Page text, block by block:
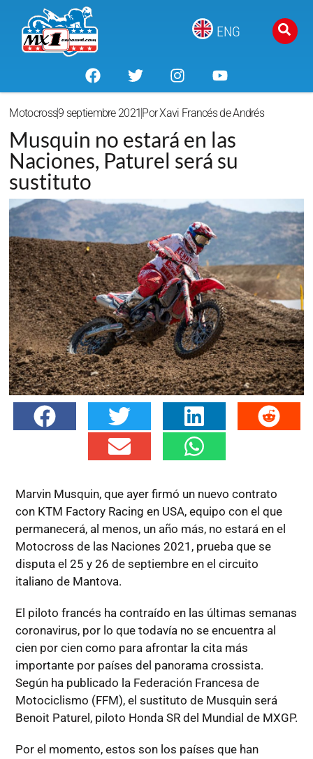
ENG
Motocross9 septiembre 2021 PorXavi Francés de Andrés
Musquin no estará en las
Naciones, Paturel será su
sustituto
Marvin Musquin, que ayer firmó un nuevo contrato
con KTM Factory Racing en USA, equipo con el que
permanecerá, al menos, un año más, no estará en el
Motocross de las Naciones 2021, prueba que se
disputa el 25 y 26 de septiembre en el circuito
italiano de Mantova.
El piloto francés ha contraído en las últimas semanas
coronavirus, por lo que todavía no se encuentra al
cien por cien como para afrontar la cita más
importante por países del panorama crossista.
Según ha publicado la Federación Francesa de
Motociclismo (FFM), el sustituto de Musquin será
Benoit Paturel, piloto Honda SR del Mundial de MXGP.
Por el momento, estos son los países que han